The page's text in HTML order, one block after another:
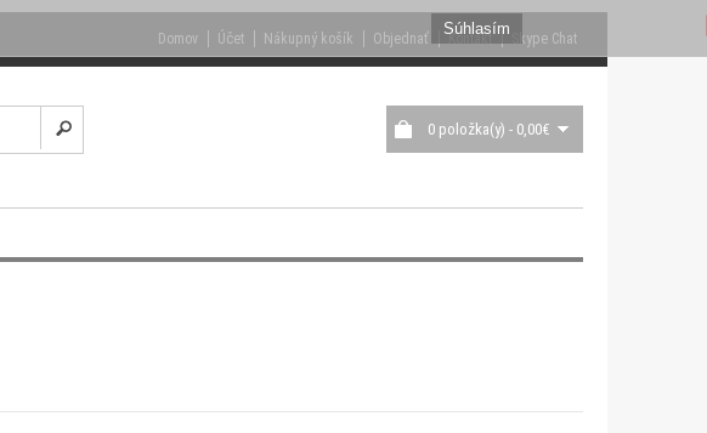
Domov Účet Nákupný košík Objednať Kontakt Skype Chat
0 položka(y) - 0,00€
Súhlasím